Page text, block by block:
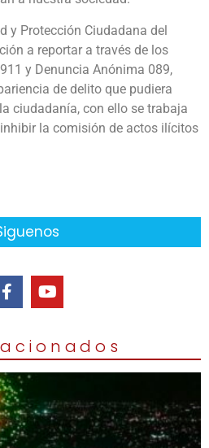
y Protección Ciudadana del
a reportar a través de los
y Denuncia Anónima 089,
de delito que pudiera
ciudadanía, con ello se trabaja
la comisión de actos ilícitos